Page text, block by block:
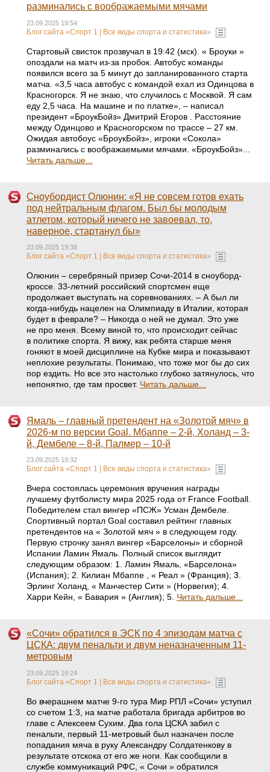
разминались с воображаемыми мячами
23.09.2025 19:54
Блог сайта «Спорт 1 | Все виды спорта и статистика»
Стартовый свисток прозвучал в 19:42 (мск). « Броуки »
опоздали на матч из-за пробок. Автобус команды
появился всего за 5 минут до запланированного старта
матча. «3,5 часа автобус с командой ехал из Одинцова в
Красногорск. Я не знаю, что случилось с Москвой. Я сам
еду 2,5 часа. На машине и по платке», – написал
президент «БроукБойз» Дмитрий Егоров . Расстояние
между Одинцово и Красногорском по трассе – 27 км.
Ожидая автобоус «БроукБойз», игроки «Сокола»
разминались с воображаемыми мячами. «БроукБойз»...
Читать дальше...
Сноубордист Олюнин: «Я не совсем готов ехать
под нейтральным флагом. Был бы молодым
атлетом, который ничего не завоевал, то,
наверное, стартанул бы»
23.09.2025 19:38
Блог сайта «Спорт 1 | Все виды спорта и статистика»
Олюнин – серебряный призер Сочи-2014 в сноуборд-
кроссе. 33-летний российский спортсмен еще
продолжает выступать на соревнованиях. – А был ли
когда-нибудь нацелен на Олимпиаду в Италии, которая
будет в феврале? – Никогда о ней не думал. Это уже
не про меня. Всему виной то, что происходит сейчас
в политике спорта. Я вижу, как ребята старше меня
гоняют в моей дисциплине на Кубке мира и показывают
неплохие результаты. Понимаю, что тоже мог бы до сих
пор ездить. Но все это настолько глубоко затянулось, что
непонятно, где там просвет. Читать дальше...
Ямаль – главный претендент на «Золотой мяч» в
2026-м по версии Goal. Мбаппе – 2-й, Холанд – 3-
й, Дембеле – 8-й, Палмер – 10-й
23.09.2025 19:32
Блог сайта «Спорт 1 | Все виды спорта и статистика»
Вчера состоялась церемония вручения награды
лучшему футболисту мира 2025 года от France Football.
Победителем стал вингер «ПСЖ» Усман Дембеле.
Спортивный портал Goal составил рейтинг главных
претендентов на « Золотой мяч » в следующем году.
Первую строчку занял вингер «Барселоны» и сборной
Испании Ламин Ямаль. Полный список выглядит
следующим образом: 1. Ламин Ямаль, «Барселона»
(Испания); 2. Килиан Мбаппе , « Реал » (Франция); 3.
Эрлинг Холанд, « Манчестер Сити » (Норвегия); 4.
Харри Кейн, « Бавария » (Англия); 5. Читать дальше...
«Сочи» обратился в ЭСК по 4 эпизодам матча с
ЦСКА: двум пенальти и двум неназначенным 11-
метровым
23.09.2025 19:24
Блог сайта «Спорт 1 | Все виды спорта и статистика»
Во вчерашнем матче 9-го тура Мир РПЛ «Сочи» уступил
со счетом 1:3, на матче работала бригада арбитров во
главе с Алексеем Сухим. Два гола ЦСКА забил с
пенальти, первый 11-метровый был назначен после
попадания мяча в руку Александру Солдатенкову в
результате отскока от его же ноги. Как сообщили в
службе коммуникаций РФС, « Сочи » обратился